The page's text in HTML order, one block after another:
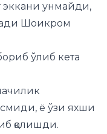
эккани унмайди,
Шоикром
ўлиб кета
ё ўзи яхши
қолишди.